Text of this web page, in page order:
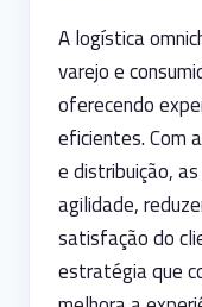
A logística
varejo e
oferecendo
eficientes. Com
e distribuição,
agilidade,
satisfação do
estratégia que